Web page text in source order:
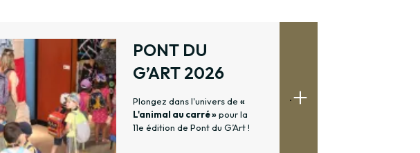
PONT DU
G’ART 2026
Plongez dans l'univers de «
L'animal au carré »pour la
11e édition de Pont du G’Art !
.